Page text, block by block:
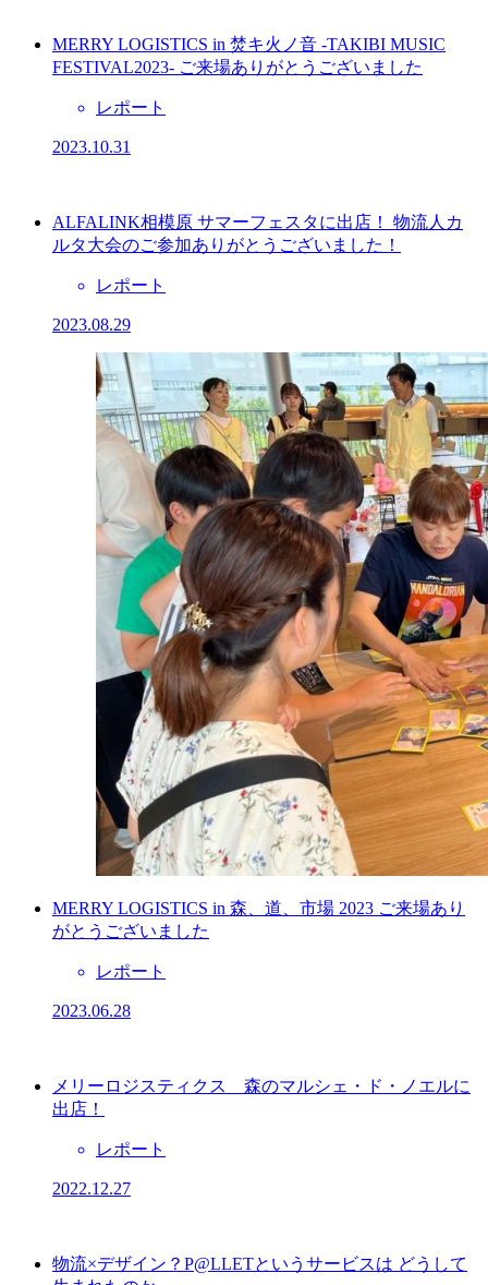
MERRY LOGISTICS in 焚キ火ノ音 -TAKIBI MUSIC
FESTIVAL2023- ご来場ありがとうございました
レポート
2023.10.31
ALFALINK相模原 サマーフェスタに出店！ 物流人カ
ルタ大会のご参加ありがとうございました！
レポート
2023.08.29
MERRY LOGISTICS in 森、道、市場 2023 ご来場あり
がとうございました
レポート
2023.06.28
メリーロジスティクス 森のマルシェ・ド・ノエルに
出店！
レポート
2022.12.27
物流×デザイン？P@LLETというサービスは どうして